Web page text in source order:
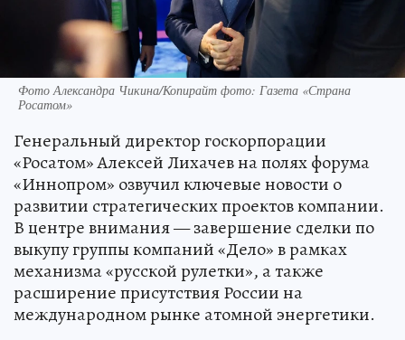
Фото Александра Чикина/Копирайт фото: Газета «Страна
Росатом»
Генеральный директор госкорпорации
«Росатом» Алексей Лихачев на полях форума
«Иннопром» озвучил ключевые новости о
развитии стратегических проектов компании.
В центре внимания — завершение сделки по
выкупу группы компаний «Дело» в рамках
механизма «русской рулетки», а также
расширение присутствия России на
международном рынке атомной энергетики.